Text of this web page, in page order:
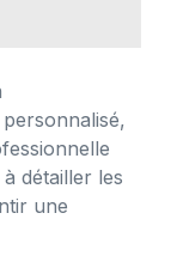
détailler les
une